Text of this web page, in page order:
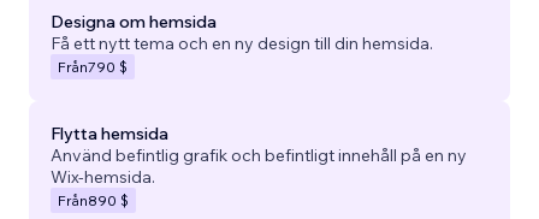
Designa om hemsida
Få ett nytt tema och en ny design till din hemsida.
Från790 $
Flytta hemsida
Använd befintlig grafik och befintligt innehåll på en ny
Wix-hemsida.
Från890 $